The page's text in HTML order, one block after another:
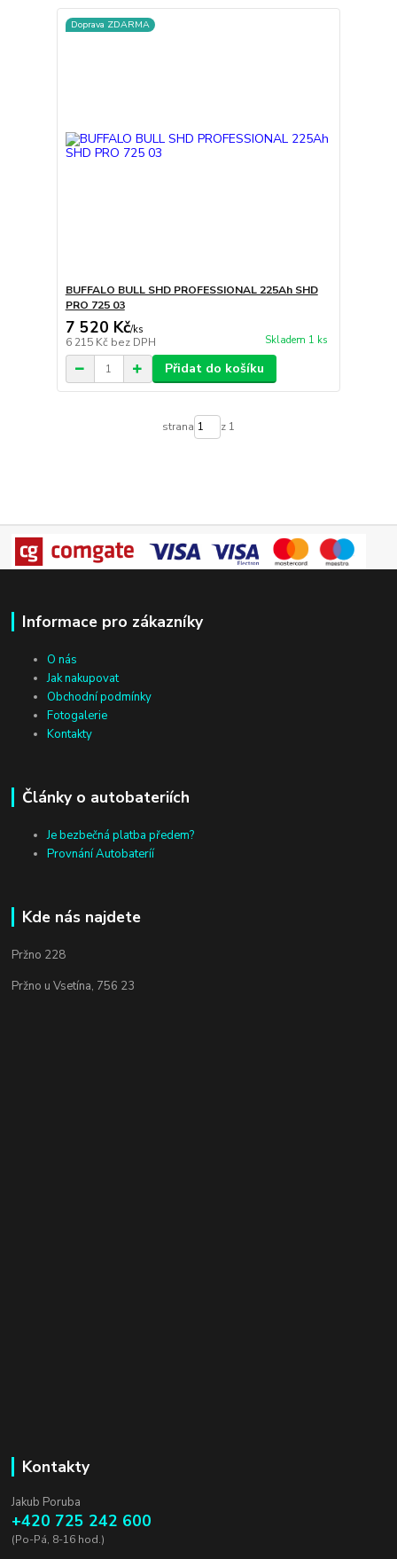
Doprava ZDARMA
BUFFALO BULL SHD PROFESSIONAL 225Ah SHD
PRO 725 03
7 520 Kč/ks
6 215 Kč bez DPH Skladem 1 ks
Přidat do košíku
strana z 1
Informace pro zákazníky
O nás
Jak nakupovat
Obchodní podmínky
Fotogalerie
Kontakty
Články o autobateriích
Je bezbečná platba předem?
Provnání Autobateríí
Kde nás najdete
Pržno 228
Pržno u Vsetína, 756 23
Kontakty
Jakub Poruba
+420 725 242 600
(Po-Pá, 8-16 hod.)